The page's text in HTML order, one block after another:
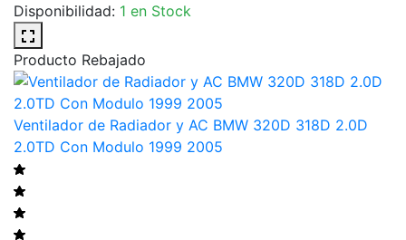
Disponibilidad: 1 en Stock
Producto Rebajado
Ventilador de Radiador y AC BMW 320D 318D 2.0D
2.0TD Con Modulo 1999 2005